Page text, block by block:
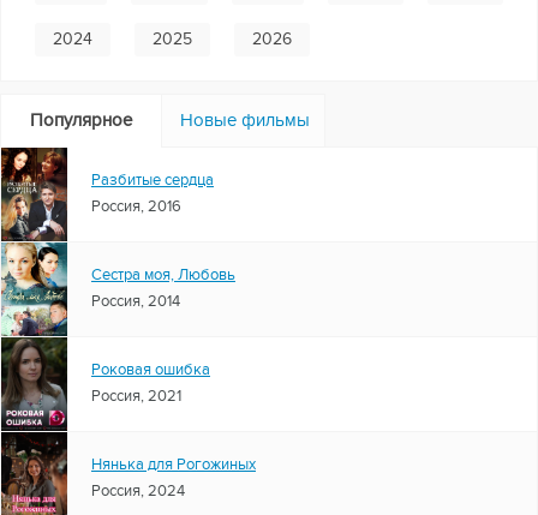
2024 2025 2026
Популярное Новые фильмы
Разбитые сердца
Россия, 2016
Сестра моя, Любовь
Россия, 2014
Роковая ошибка
Россия, 2021
Нянька для Рогожиных
Россия, 2024